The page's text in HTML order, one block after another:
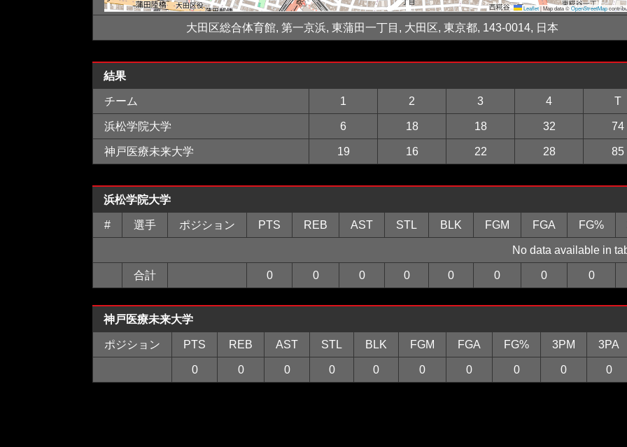
Leaflet|Map data ©OpenStreetMap
大田区総合体育館, 第一京浜, 東蒲田一丁目, 大田区, 東京都, 143-0014, 日本
結果
チーム 1 2 3 4 T
浜松学院大学 6 18 18 32 74
神戸医療未来大学 19 16 22 28 85
浜松学院大学
# 選手 ポジション PTS REB AST STL BLK FGM FGA FG%
No data available in
合計 0 0 0 0 0 0 0 0
神戸医療未来大学
ポジション PTS REB AST STL BLK FGM FGA FG% 3PM 3PA
0 0 0 0 0 0 0 0 0 0